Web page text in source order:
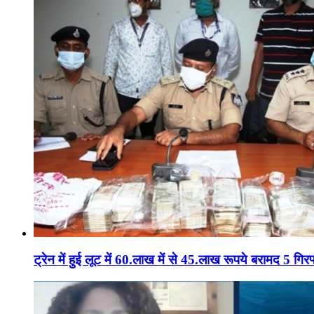
ट्रेन में हुई लूट में 60.लाख में से 45.लाख रूपये बरामद 5